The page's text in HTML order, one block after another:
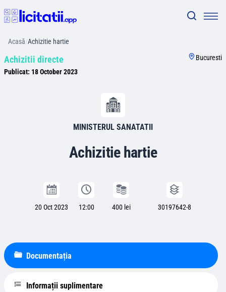
Acasă/Achizitie hartie
Achizitii directe
Publicat: 18 October 2023
Bucuresti
MINISTERUL SANATATII
Achizitie hartie
20 Oct 2023 12:00 400 lei 30197642-8
Documentația
Informații suplimentare